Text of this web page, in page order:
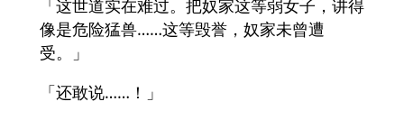
「这世道实在难过。把奴家这等弱女子，讲得
像是危险猛兽……这等毁誉，奴家未曾遭
受。」
「还敢说……！」